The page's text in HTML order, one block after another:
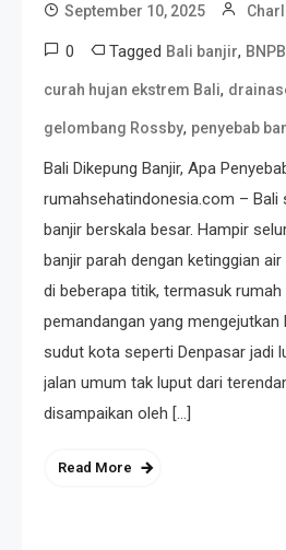
September 10, 2025
0 Tagged Bali banjir,
curah hujan ekstrem Bali,
gelombang Rossby, penyebab
Bali Dikepung Banjir, Apa
rumahsehatindonesia.com – Bali
banjir berskala besar. Hampir
banjir parah dengan ketinggian
di beberapa titik, termasuk
pemandangan yang mengejutkan
sudut kota seperti Denpasar jadi
jalan umum tak luput dari
disampaikan oleh […]
Read More